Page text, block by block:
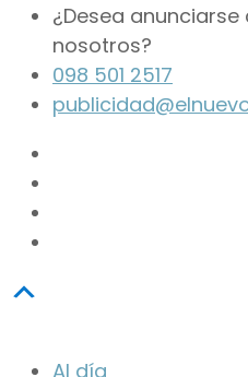
¿Desea anunciarse
nosotros?
098 501 2517
Al día